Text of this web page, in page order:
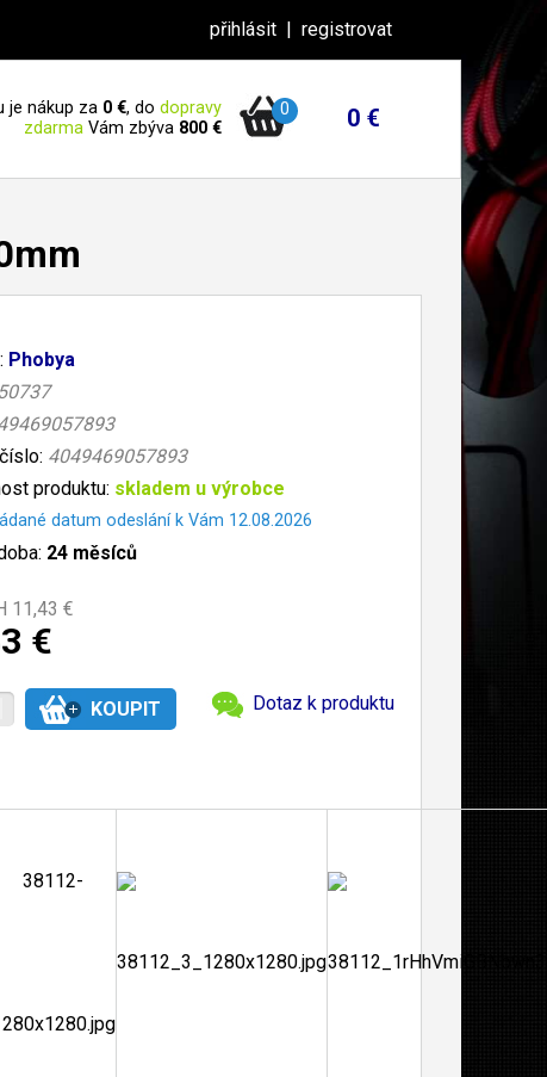
přihlásit | registrovat
je nákup za 0 €, do dopravy
zdarma Vám zbýva 800 €
0 0 €
Phobya
4049469057893
produktu: skladem u výrobce
datum odeslání k Vám 12.08.2026
24 měsíců
11,43 €
€
Dotaz k produktu